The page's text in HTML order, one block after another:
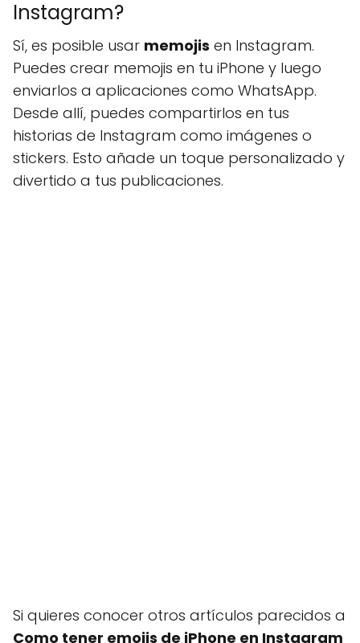
Instagram?
Sí, es posible usar memojis en Instagram.
Puedes crear memojis en tu iPhone y luego
enviarlos a aplicaciones como WhatsApp.
Desde allí, puedes compartirlos en tus
historias de Instagram como imágenes o
stickers. Esto añade un toque personalizado y
divertido a tus publicaciones.
Si quieres conocer otros artículos parecidos a
Como tener emojis de iPhone en Instagram